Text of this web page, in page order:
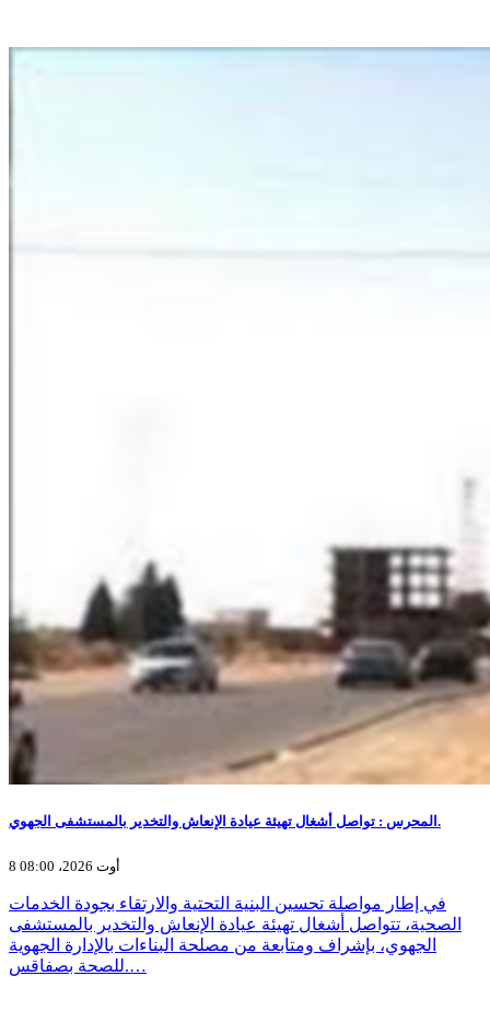
المحرس : تواصل أشغال تهيئة عيادة الإنعاش والتخدير بالمستشفى الجهوي.
8 أوت 2026، 08:00
في إطار مواصلة تحسين البنية التحتية والارتقاء بجودة الخدمات
الصحية، تتواصل أشغال تهيئة عيادة الإنعاش والتخدير بالمستشفى
الجهوي، بإشراف ومتابعة من مصلحة البناءات بالإدارة الجهوية
للصحة بصفاقس.…